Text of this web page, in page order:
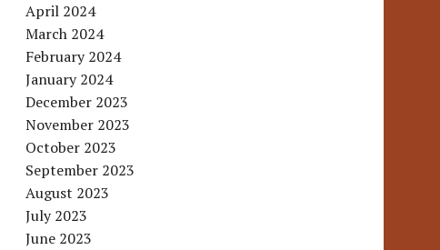
April 2024
March 2024
February 2024
January 2024
December 2023
November 2023
October 2023
September 2023
August 2023
July 2023
June 2023